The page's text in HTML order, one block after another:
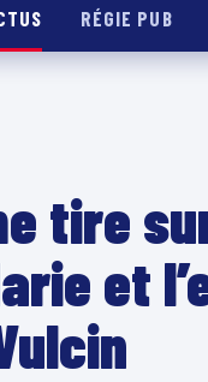
RÉGIE PUB
tire
et